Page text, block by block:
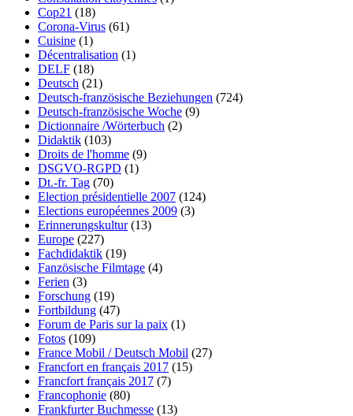
Cop21 (18)
Corona-Virus (61)
Cuisine (1)
Décentralisation (1)
DELF (18)
Deutsch (21)
Deutsch-französische Beziehungen (724)
Deutsch-französische Woche (9)
Dictionnaire /Wörterbuch (2)
Didaktik (103)
Droits de l'homme (9)
DSGVO-RGPD (1)
Dt.-fr. Tag (70)
Election présidentielle 2007 (124)
Elections européennes 2009 (3)
Erinnerungskultur(13)
Europe (227)
Fachdidaktik (19)
Fanzösische Filmtage (4)
Ferien (3)
Forschung (19)
Fortbildung (47)
Forum de Paris sur la paix (1)
Fotos (109)
France Mobil / Deutsch Mobil (27)
Francfort en français 2017 (15)
Francfort français 2017 (7)
Francophonie (80)
Frankfurter Buchmesse (13)